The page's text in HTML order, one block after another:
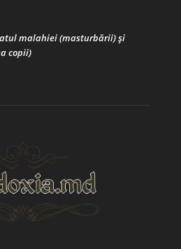
malahiei (masturbării) şi
copii)